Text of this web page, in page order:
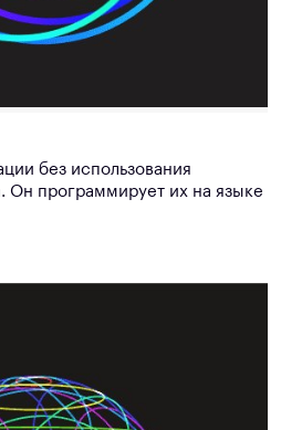
без использования
Он программирует их на языке